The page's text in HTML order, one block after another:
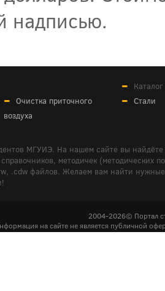
надписью.
Очистка приточного
воздуха
Стали
МГУИЭ. На нашем сайте вы
методичек (методических
.cdw файлов. Желаем вам найти
2004-2026© Портал
на сайте не является публичной